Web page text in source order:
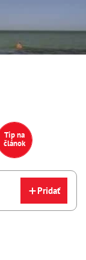
Tip na
článok
Pridať